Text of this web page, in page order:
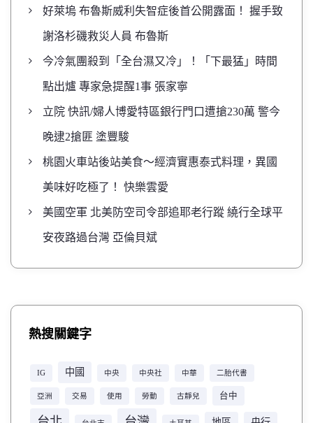
好萊塢 布魯斯威利失智症後首公開露面！ 握手致
謝洛杉磯救災人員 布魯斯
今冷氣團殺到「全台濕又冷」！「下最猛」時間
點出爐 專家急提醒1事 張家寧
立院 快訊/婦人博愛特區銀行門口遭搶230萬 警今
晚逮2搶匪 塗豐駿
桃園火車站後站美食～經濟實惠泰式料理，異國
美味好吃極了！ 快樂雲愛
美國空軍 北美防空司令部追耶老行蹤 繞行全球平
安夜路過台灣 亞倫貝斌
熱搜關鍵字
IG 中國 中央 中央社 中華 二胎代書
亞洲 交易 使用 勞動 古靜兒 台中